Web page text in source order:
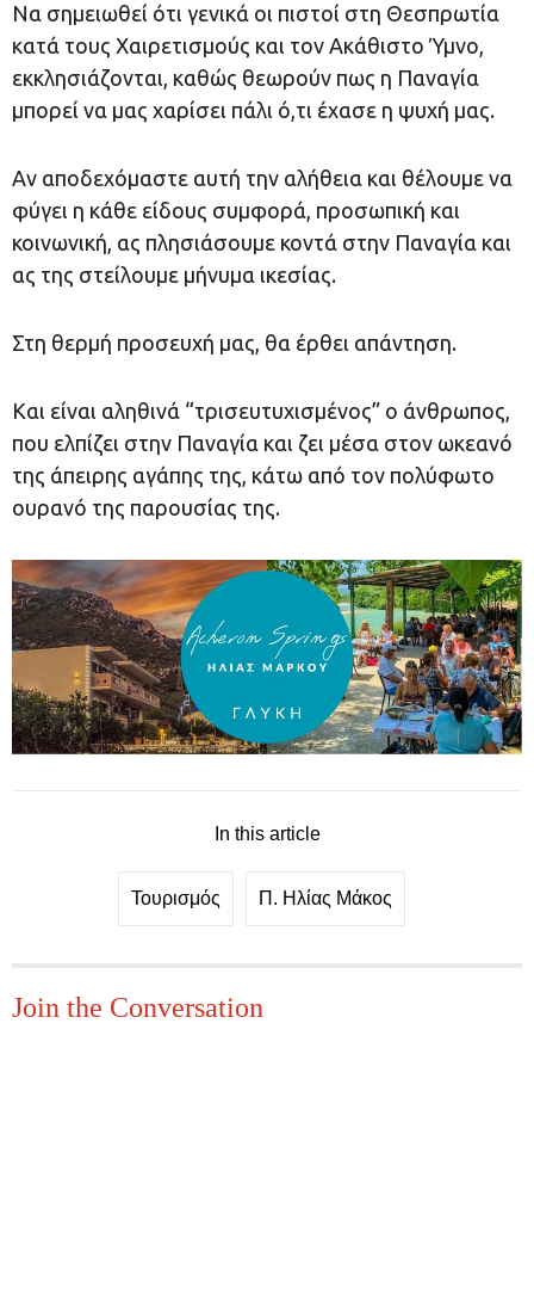
Να σημειωθεί ότι γενικά οι πιστοί στη Θεσπρωτία
κατά τους Χαιρετισμούς και τον Ακάθιστο Ύμνο,
εκκλησιάζονται, καθώς θεωρούν πως η Παναγία
μπορεί να μας χαρίσει πάλι ό,τι έχασε η ψυχή μας.
Αν αποδεχόμαστε αυτή την αλήθεια και θέλουμε να
φύγει η κάθε είδους συμφορά, προσωπική και
κοινωνική, ας πλησιάσουμε κοντά στην Παναγία και
ας της στείλουμε μήνυμα ικεσίας.
Στη θερμή προσευχή μας, θα έρθει απάντηση.
Και είναι αληθινά “τρισευτυχισμένος” ο άνθρωπος,
που ελπίζει στην Παναγία και ζει μέσα στον ωκεανό
της άπειρης αγάπης της, κάτω από τον πολύφωτο
ουρανό της παρουσίας της.
In this article
Τουρισμός Π. Ηλίας Μάκος
Join the Conversation